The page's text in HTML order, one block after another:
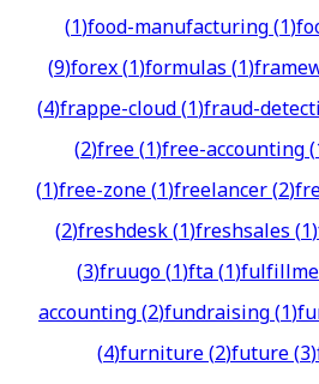
(1)food-manufacturing(1)
(9)forex(1)formulas(1)
(4)frappe-cloud(1)fraud-
(2)free(1)free-accounting(
(1)free-zone(1)freelancer(2)
(2)freshdesk(1)freshsales(1)
(3)fruugo(1)fta(1)
accounting(2)fundraising(1)
(4)furniture(2)future(3)